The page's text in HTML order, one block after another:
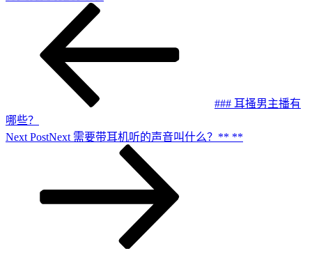
### 耳搔男主播有
哪些？
Next PostNext 需要带耳机听的声音叫什么？** **